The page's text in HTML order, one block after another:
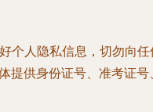
个人隐私信息，切勿向任
提供身份证号、准考证号